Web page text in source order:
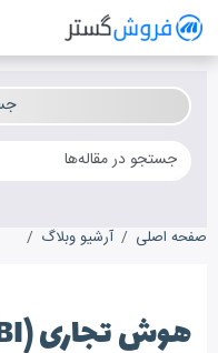
سیستم مدیریت فروش آنلاین
صفحه اصلی آرشیو وبلاگ